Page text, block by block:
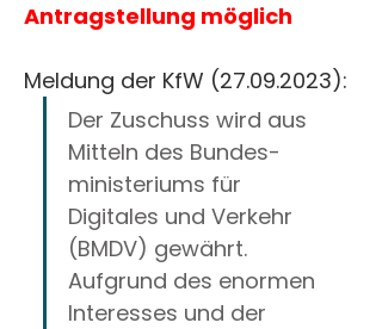
Antragstellung möglich
Meldung der KfW (27.09.2023):
Der Zuschuss wird aus
Mitteln des Bundes­
ministeriums für
Digitales und Ver­kehr
(BMDV) gewährt.
Aufgrund des enormen
Interesses und der